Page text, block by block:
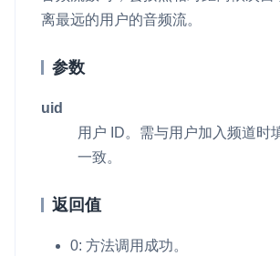
离最远的用户的音频流。
参数
uid
用户 ID。需与用户加入频道时
一致。
返回值
0: 方法调用成功。